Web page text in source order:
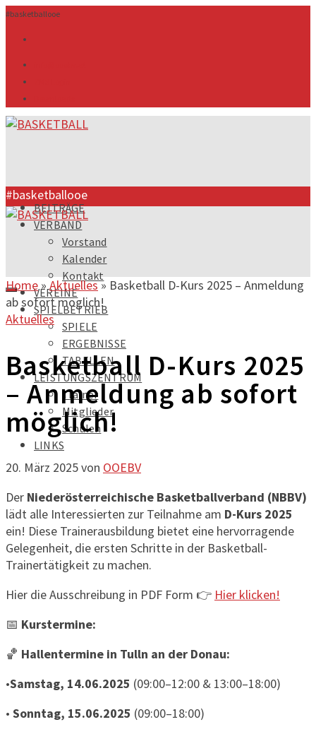
#basketballooe
BEITRÄGE
VERBAND
Vorstand
Kalender
Kontakt
VEREINE
SPIELBETRIEB
SPIELE
ERGEBNISSE
TABELLEN
LEISTUNGSZENTRUM
Trainer
Mitglieder
Schulen
LINKS
#basketballooe
Home» Aktuelles» Basketball D-Kurs 2025 – Anmeldung
ab sofort möglich!
Aktuelles
Basketball D-Kurs 2025
– Anmeldung ab sofort
möglich!
20. März 2025von OOEBV
Der Niederösterreichische Basketballverband (NBBV)
lädt alle Interessierten zur Teilnahme am D-Kurs 2025
ein! Diese Trainerausbildung bietet eine hervorragende
Gelegenheit, die ersten Schritte in der Basketball-
Trainertätigkeit zu machen.
Hier die Ausschreibung in PDF Form 👉 Hier klicken!
📅 Kurstermine:
🏀 Hallentermine in Tulln an der Donau:
•Samstag, 14.06.2025 (09:00–12:00 & 13:00–18:00)
• Sonntag, 15.06.2025 (09:00–18:00)